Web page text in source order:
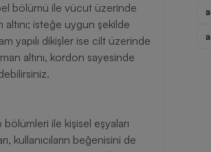
bölümü ile vücut üzerinde
isteğe uygun şekilde
yapılı dikişler ise cilt üzerinde
altını, kordon sayesinde
ile kişisel eşyaları
kullanıcıların beğenisini de